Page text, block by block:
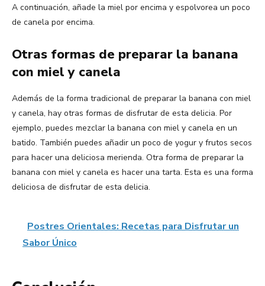
A continuación, añade la miel por encima y espolvorea un poco
de canela por encima.
Otras formas de preparar la banana
con miel y canela
Además de la forma tradicional de preparar la banana con miel
y canela, hay otras formas de disfrutar de esta delicia. Por
ejemplo, puedes mezclar la banana con miel y canela en un
batido. También puedes añadir un poco de yogur y frutos secos
para hacer una deliciosa merienda. Otra forma de preparar la
banana con miel y canela es hacer una tarta. Esta es una forma
deliciosa de disfrutar de esta delicia.
Postres Orientales: Recetas para Disfrutar un
Sabor Único